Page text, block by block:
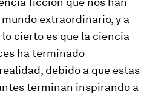
extraordinario, y a
lo cierto es que la ciencia
ha terminado
, debido a que estas
terminan inspirando a